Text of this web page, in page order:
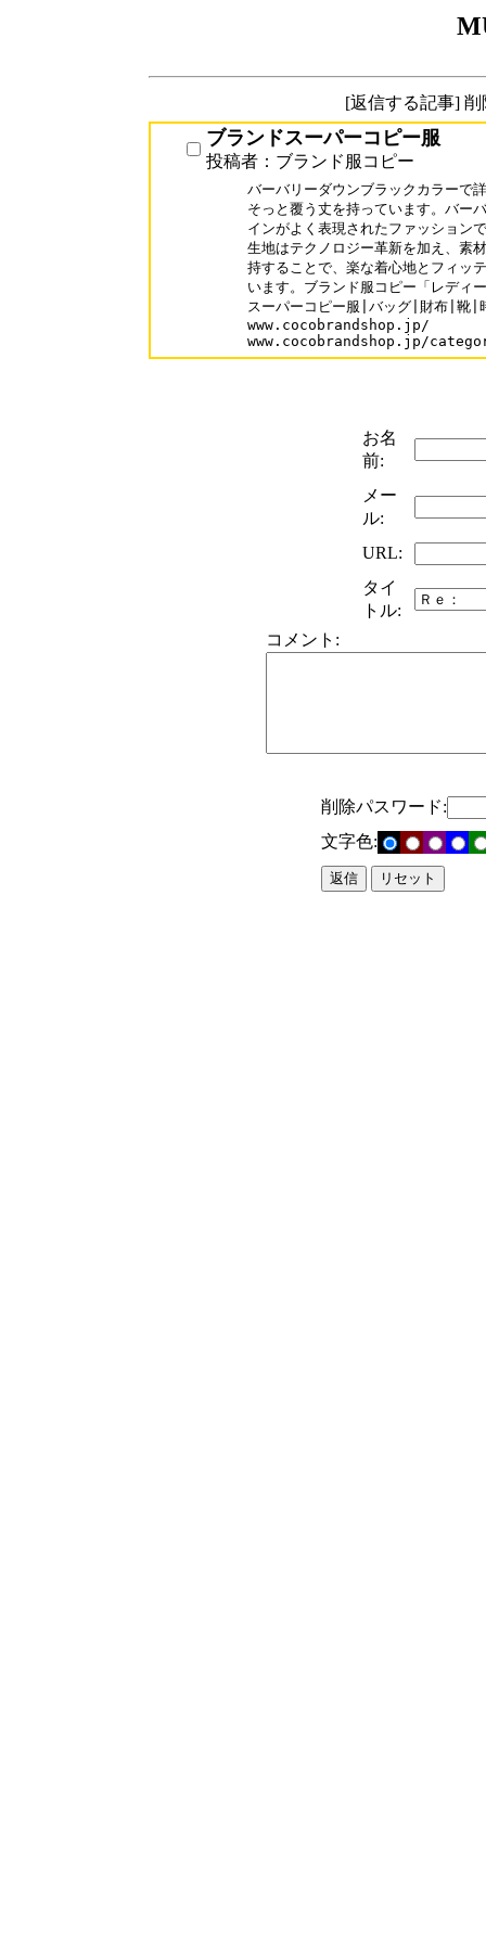
[返信する記事]
ブランドスーパーコピー服
投稿者：ブランド服コピー
バーバリーダウンブラックカラーで
そっと覆う丈を持っています。バー
インがよく表現されたファッション
生地はテクノロジー革新を加え、素
持することで、楽な着心地とフィッ
います。ブランド服コピー「レディ
スーパーコピー服|バッグ|財布|靴|
www.cocobrandshop.jp/
www.cocobrandshop.jp/
お名
前:
メー
ル:
URL:
タイ
トル:
コメント:
削除パスワード:
文字色: